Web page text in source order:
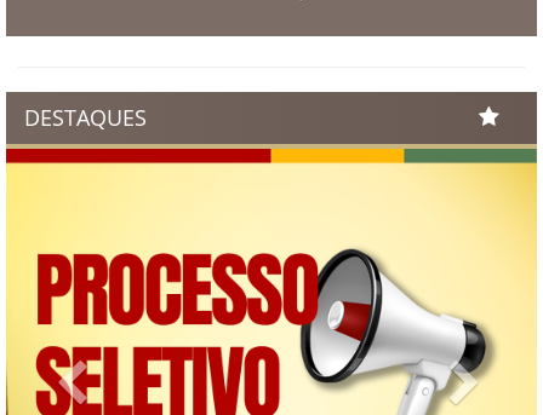
DESTAQUES
Previous Next